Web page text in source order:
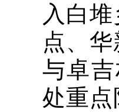
入白
点、
与卓
处重